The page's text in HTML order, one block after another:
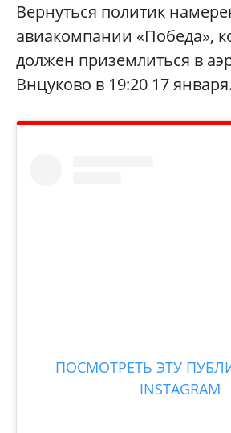
Вернуться политик
авиакомпании «Победа»,
должен приземлиться в
Внцуково в 19:20 17 января.
ПОСМОТРЕТЬ ЭТУ
INSTAGRAM